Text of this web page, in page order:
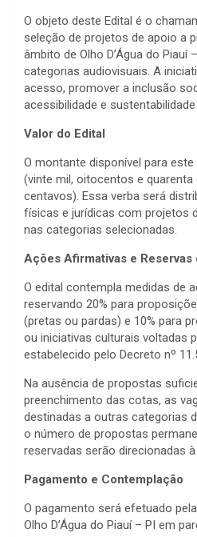
O objeto deste Edital é o
seleção de projetos de apoio a
âmbito de Olho D’Água do Piauí
categorias audiovisuais. A
acesso, promover a inclusão
acessibilidade e
Valor do Edital
O montante disponível para este
(vinte mil, oitocentos e
centavos). Essa verba será
físicas e jurídicas com projetos
nas categorias selecionadas.
Ações Afirmativas e Reservas
O edital contempla medidas de
reservando 20% para
(pretas ou pardas) e 10% para
ou iniciativas culturais voltadas
estabelecido pelo Decreto nº
Na ausência de propostas
preenchimento das cotas, as
destinadas a outras categorias
o número de propostas
reservadas serão direcionadas
Pagamento e Contemplação
O pagamento será efetuado
Olho D’Água do Piauí – PI em